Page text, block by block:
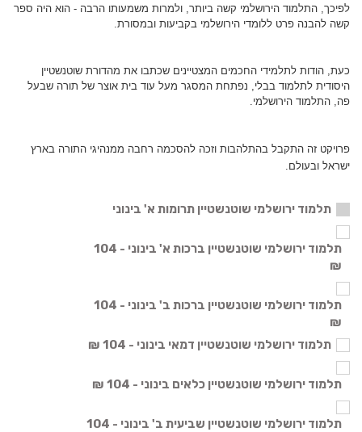
לפיכך, התלמוד הירושלמי קשה ביותר, ולמרות משמעותו הרבה - הוא היה ספר
קשה להבנה פרט ללומדי הירושלמי בקביעות ובמסורת.
כעת, הודות לתלמידי החכמים המצטיינים שכתבו את מהדורת שוטנשטיין
היסודית לתלמוד בבלי, נפתחת המסגר מעל עוד בית אוצר של תורה שבעל
פה, התלמוד הירושלמי.
פרויקט זה התקבל בהתלהבות וזכה להסכמה רחבה ממנהיגי התורה בארץ
ישראל ובעולם.
תלמוד ירושלמי שוטנשטיין תרומות א' בינוני
תלמוד ירושלמי שוטנשטיין ברכות א' בינוני - 104
₪
תלמוד ירושלמי שוטנשטיין ברכות ב' בינוני - 104
₪
תלמוד ירושלמי שוטנשטיין דמאי בינוני - 104 ₪
תלמוד ירושלמי שוטנשטיין כלאים בינוני - 104 ₪
תלמוד ירושלמי שוטנשטיין שביעית ב' בינוני - 104